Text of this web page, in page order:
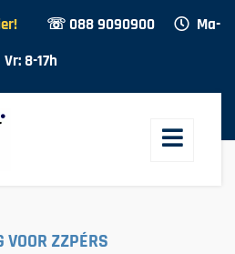
hier! ☏ 088 9090900
Ma-
Vr: 8-17h
VOOR ZZPÉRS